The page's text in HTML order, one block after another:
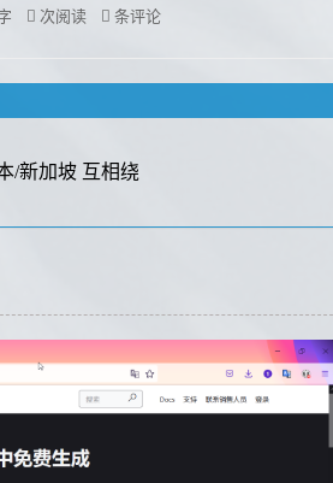
次阅读 条评论
/新加坡 互相绕